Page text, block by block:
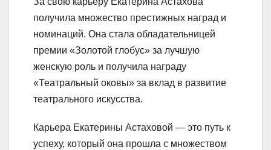
получила множество престижных наград и
номинаций. Она стала обладательницей
премии «Золотой глобус» за лучшую
женскую роль и получила награду
«Театральный оковы» за вклад в развитие
театрального искусства.
Карьера Екатерины Астаховой — это путь к
успеху, который она прошла с множеством